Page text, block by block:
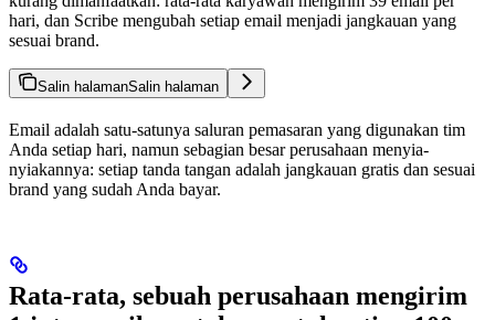
hari, dan Scribe mengubah setiap email menjadi jangkauan yang
sesuai brand.
Salin halamanSalin halaman
Email adalah satu-satunya saluran pemasaran yang digunakan tim
Anda setiap hari, namun sebagian besar perusahaan menyia-
nyiakannya: setiap tanda tangan adalah jangkauan gratis dan sesuai
brand yang sudah Anda bayar.
Rata-rata, sebuah perusahaan mengirim